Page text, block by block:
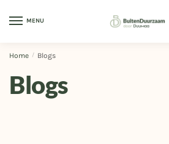
MENU
Home / Blogs
Blogs